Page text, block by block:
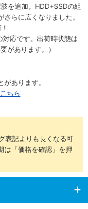
を追加。HDD+SSDの組
らに広くなりました。
応です。出荷時状態は
があります。）
あります。
こちら
表記よりも長くなる可
は「価格を確認」を押